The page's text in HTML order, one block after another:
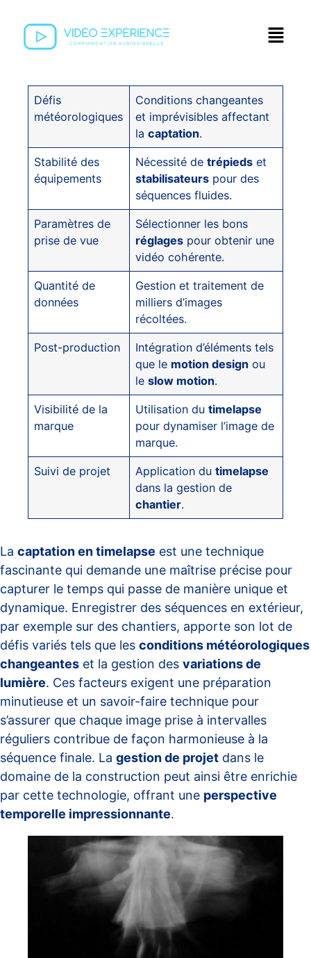
Défis
météorologiques
Conditions changeantes
et imprévisibles affectant
lacaptation.
Stabilité des
équipements
Nécessité detrépieds et
stabilisateurs pour des
séquences fluides.
Paramètres de
prise de vue
Sélectionner les bons
réglages pour obtenir une
vidéo cohérente.
Quantité de
données
Gestion et traitement de
milliers d’images
récoltées.
Post-production
Intégration d’éléments tels
que le motion design ou
leslow motion.
Visibilité de la
marque
Utilisation dutimelapse
pour dynamiser l’image de
marque.
Suivi de projet Application dutimelapse
dans la gestion de
chantier.
La captation en timelapse est une technique
fascinante qui demande une maîtrise précise pour
capturer le temps qui passe de manière unique et
dynamique. Enregistrer des séquences en extérieur,
par exemple sur des chantiers, apporte son lot de
défis variés tels que les conditions météorologiques
changeantes et la gestion des variations de
lumière. Ces facteurs exigent une préparation
minutieuse et un savoir-faire technique pour
s’assurer que chaque image prise à intervalles
réguliers contribue de façon harmonieuse à la
séquence finale. La gestion de projet dans le
domaine de la construction peut ainsi être enrichie
par cette technologie, offrant une perspective
temporelle impressionnante.